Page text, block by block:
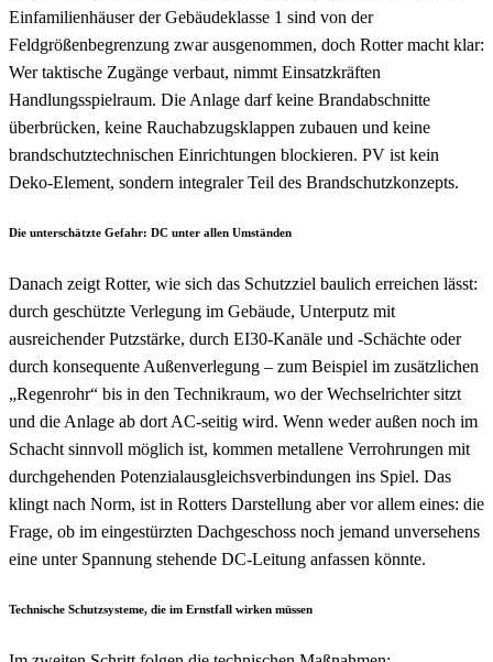
Einfamilienhäuser der Gebäudeklasse 1 sind von der
Feldgrößenbegrenzung zwar ausgenommen, doch Rotter macht klar:
Wer taktische Zugänge verbaut, nimmt Einsatzkräften
Handlungsspielraum. Die Anlage darf keine Brandabschnitte
überbrücken, keine Rauchabzugsklappen zubauen und keine
brandschutztechnischen Einrichtungen blockieren. PV ist kein
Deko-Element, sondern integraler Teil des Brandschutzkonzepts.
Die unterschätzte Gefahr: DC unter allen Umständen
Danach zeigt Rotter, wie sich das Schutzziel baulich erreichen lässt:
durch geschützte Verlegung im Gebäude, Unterputz mit
ausreichender Putzstärke, durch EI30-Kanäle und -Schächte oder
durch konsequente Außenverlegung – zum Beispiel im zusätzlichen
„Regenrohr“ bis in den Technikraum, wo der Wechselrichter sitzt
und die Anlage ab dort AC-seitig wird. Wenn weder außen noch im
Schacht sinnvoll möglich ist, kommen metallene Verrohrungen mit
durchgehenden Potenzialausgleichsverbindungen ins Spiel. Das
klingt nach Norm, ist in Rotters Darstellung aber vor allem eines: die
Frage, ob im eingestürzten Dachgeschoss noch jemand unversehens
eine unter Spannung stehende DC-Leitung anfassen könnte.
Technische Schutzsysteme, die im Ernstfall wirken müssen